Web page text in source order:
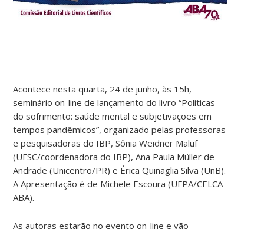
Acontece nesta quarta, 24 de junho, às 15h,
seminário on-line de lançamento do livro “Políticas
do sofrimento: saúde mental e subjetivações em
tempos pandêmicos”, organizado pelas professoras
e pesquisadoras do IBP, Sônia Weidner Maluf
(UFSC/coordenadora do IBP), Ana Paula Müller de
Andrade (Unicentro/PR) e Érica Quinaglia Silva (UnB).
A Apresentação é de Michele Escoura (UFPA/CELCA-
ABA).
As autoras estarão no evento on-line e vão